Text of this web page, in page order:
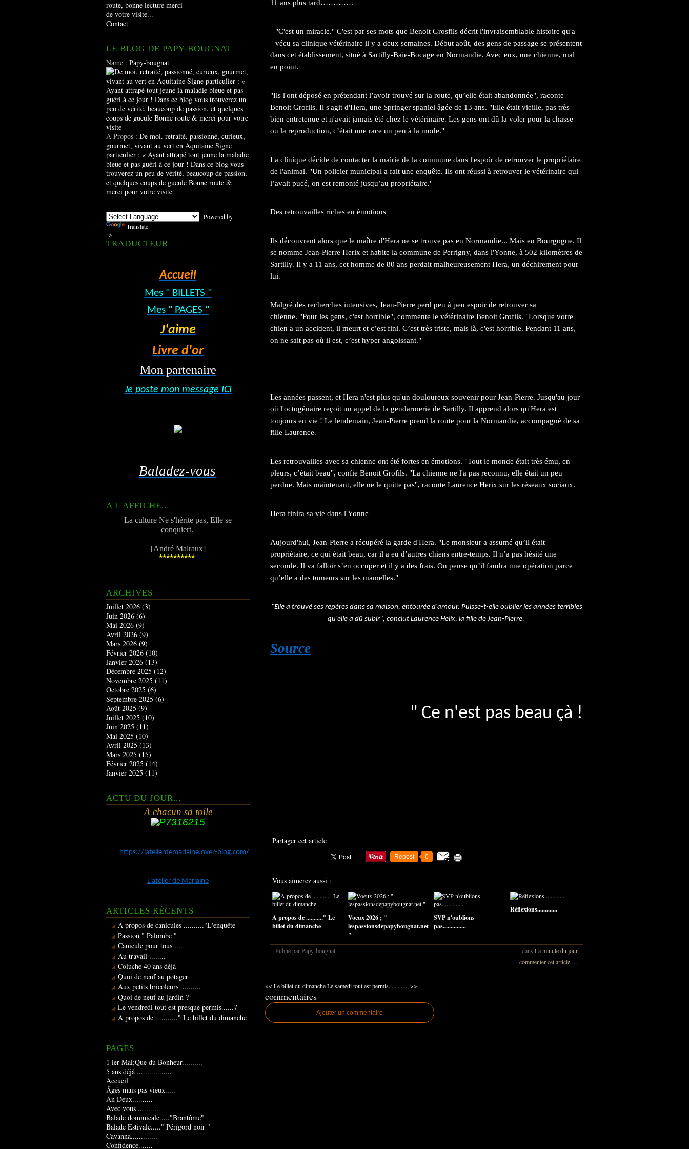
route, bonne lecture merci
de votre visite...
Contact
LE BLOG DE PAPY-BOUGNAT
Name : Papy-bougnat
À Propos : De moi. retraité, passionné, curieux,
gourmet, vivant au vert en Aquitaine Signe
particulier : « Ayant attrapé tout jeune la maladie
bleue et pas guéri à ce jour ! Dans ce blog vous
trouverez un peu de vérité, beaucoup de passion,
et quelques coups de gueule Bonne route &
merci pour votre visite
Powered by
Translate
">
TRADUCTEUR
Accueil
Mes " BILLETS "
Mes " PAGES "
J'aime
Livre d'or
Mon partenaire
Je poste mon message ICI
Baladez-vous
A L'AFFICHE..
La culture Ne s'hérite pas, Elle se
conquiert.
[André Malraux]
**********
ARCHIVES
Juillet 2026 (3)
Juin 2026 (6)
Mai 2026 (9)
Avril 2026 (9)
Mars 2026 (9)
Février 2026 (10)
Janvier 2026 (13)
Décembre 2025 (12)
Novembre 2025 (11)
Octobre 2025 (6)
Septembre 2025 (6)
Août 2025 (9)
Juillet 2025 (10)
Juin 2025 (11)
Mai 2025 (10)
Avril 2025 (13)
Mars 2025 (15)
Février 2025 (14)
Janvier 2025 (11)
ACTU DU JOUR...
A chacun sa toile
https://latelierdemarlaine.over-blog.com/
L'atelier de Marlaine
ARTICLES RÉCENTS
A propos de canicules .........."L'enquête
Passion " Palombe "
Canicule pour tous ....
Au travail ........
Coluche 40 ans déjà
Quoi de neuf au potager
Aux petits bricoleurs ..........
Quoi de neuf au jardin ?
Le vendredi tout est presque permis......7
A propos de ..........." Le billet du dimanche
PAGES
1 ier Mai;Que du Bonheur..........
5 ans déjà .................
Accueil
Âgés mais pas vieux.....
An Deux..........
Avec vous ...........
Balade dominicale....."Brantôme"
Balade Estivale....." Périgord noir "
Cavanna.............
Confidence.......
11 ans plus tard………….
"C'est un miracle." C'est par ses mots que Benoit Grosfils décrit l'invraisemblable histoire qu'a
vécu sa clinique vétérinaire il y a deux semaines. Début août, des gens de passage se présentent
dans cet établissement, situé à Sartilly-Baie-Bocage en Normandie. Avec eux, une chienne, mal
en point.
"Ils l'ont déposé en prétendant l’avoir trouvé sur la route, qu’elle était abandonnée", raconte
Benoit Grofils. Il s'agit d'Hera, une Springer spaniel âgée de 13 ans. "Elle était vieille, pas très
bien entretenue et n'avait jamais été chez le vétérinaire. Les gens ont dû la voler pour la chasse
ou la reproduction, c’était une race un peu à la mode."
La clinique décide de contacter la mairie de la commune dans l'espoir de retrouver le propriétaire
de l'animal. "Un policier municipal a fait une enquête. Ils ont réussi à retrouver le vétérinaire qui
l’avait pucé, on est remonté jusqu’au propriétaire."
Des retrouvailles riches en émotions
Ils découvrent alors que le maître d'Hera ne se trouve pas en Normandie... Mais en Bourgogne. Il
se nomme Jean-Pierre Herix et habite la commune de Perrigny, dans l'Yonne, à 502 kilomètres de
Sartilly. Il y a 11 ans, cet homme de 80 ans perdait malheureusement Hera, un déchirement pour
lui.
Malgré des recherches intensives, Jean-Pierre perd peu à peu espoir de retrouver sa
chienne. "Pour les gens, c'est horrible", commente le vétérinaire Benoit Grofils. "Lorsque votre
chien a un accident, il meurt et c’est fini. C’est très triste, mais là, c'est horrible. Pendant 11 ans,
on ne sait pas où il est, c’est hyper angoissant."
Les années passent, et Hera n'est plus qu'un douloureux souvenir pour Jean-Pierre. Jusqu'au jour
où l'octogénaire reçoit un appel de la gendarmerie de Sartilly. Il apprend alors qu'Hera est
toujours en vie ! Le lendemain, Jean-Pierre prend la route pour la Normandie, accompagné de sa
fille Laurence.
Les retrouvailles avec sa chienne ont été fortes en émotions. "Tout le monde était très ému, en
pleurs, c’était beau", confie Benoit Grofils. "La chienne ne l'a pas reconnu, elle était un peu
perdue. Mais maintenant, elle ne le quitte pas", raconte Laurence Herix sur les réseaux sociaux.
Hera finira sa vie dans l'Yonne
Aujourd'hui, Jean-Pierre a récupéré la garde d'Hera. "Le monsieur a assumé qu’il était
propriétaire, ce qui était beau, car il a eu d’autres chiens entre-temps. Il n’a pas hésité une
seconde. Il va falloir s’en occuper et il y a des frais. On pense qu’il faudra une opération parce
qu’elle a des tumeurs sur les mamelles."
"Elle a trouvé ses repères dans sa maison, entourée d'amour. Puisse-t-elle oublier les années terribles
qu'elle a dû subir", conclut Laurence Helix, la fille de Jean-Pierre.
Source
" Ce n'est pas beau çà !
Partager cet article
Repost 0
Vous aimerez aussi :
A propos de ..........." Le
billet du dimanche
Voeux 2026 ; "
lespassionsdepapybougnat.net
"
SVP n'oublions
pas...............
Réflexions.............
Publié par Papy-bougnat -dans La minute du jour
commenter cet article
<< Le billet du dimancheLe samedi tout est permis............. >>
commentaires
Ajouter un commentaire